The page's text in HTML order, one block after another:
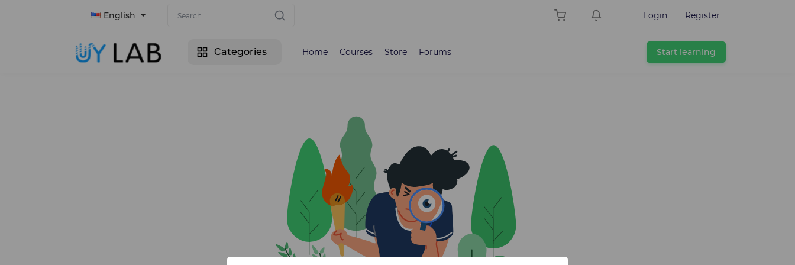
English Login Register
Categories Home Courses Store Forums Start learning